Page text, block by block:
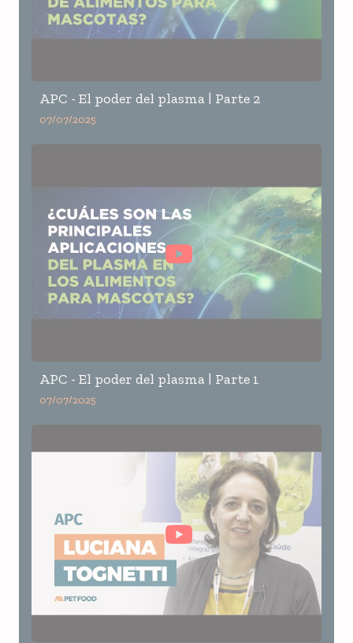
APC - El poder del plasma | Parte 2
07/07/2025
APC - El poder del plasma | Parte 1
07/07/2025